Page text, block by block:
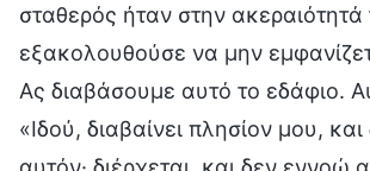
σταθερός ήταν στην
εξακολουθούσε να μην
Ας διαβάσουμε αυτό το εδάφιο.
«Ιδού, διαβαίνει πλησίον μου,